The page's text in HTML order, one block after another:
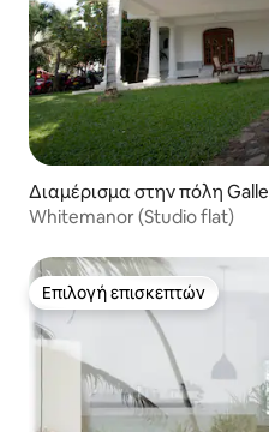
Διαμέρισμα στην πόλη Galle
Whitemanor (Studio flat)
Επιλογή επισκεπτών
Επιλογή επισκεπτών